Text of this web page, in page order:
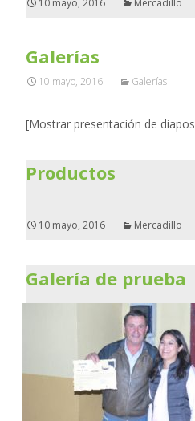
10 mayo, 2016 Mercadillo
Galerías
10 mayo, 2016 Galerías
[Mostrar presentación de
Productos
10 mayo, 2016 Mercadillo
Galería de prueba